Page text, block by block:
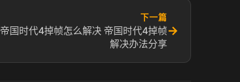
下一篇
帝国时代4掉帧怎么解决 帝国时代4掉帧
解决办法分享
→